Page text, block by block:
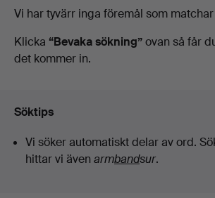
Pågående
auktioner
Vi har tyvärr inga föremål som
Klicka “Bevaka sökning”ovan så får
det kommer in.
Söktips
Vi söker automatiskt delar av ord.
hittar vi även armbandsur.